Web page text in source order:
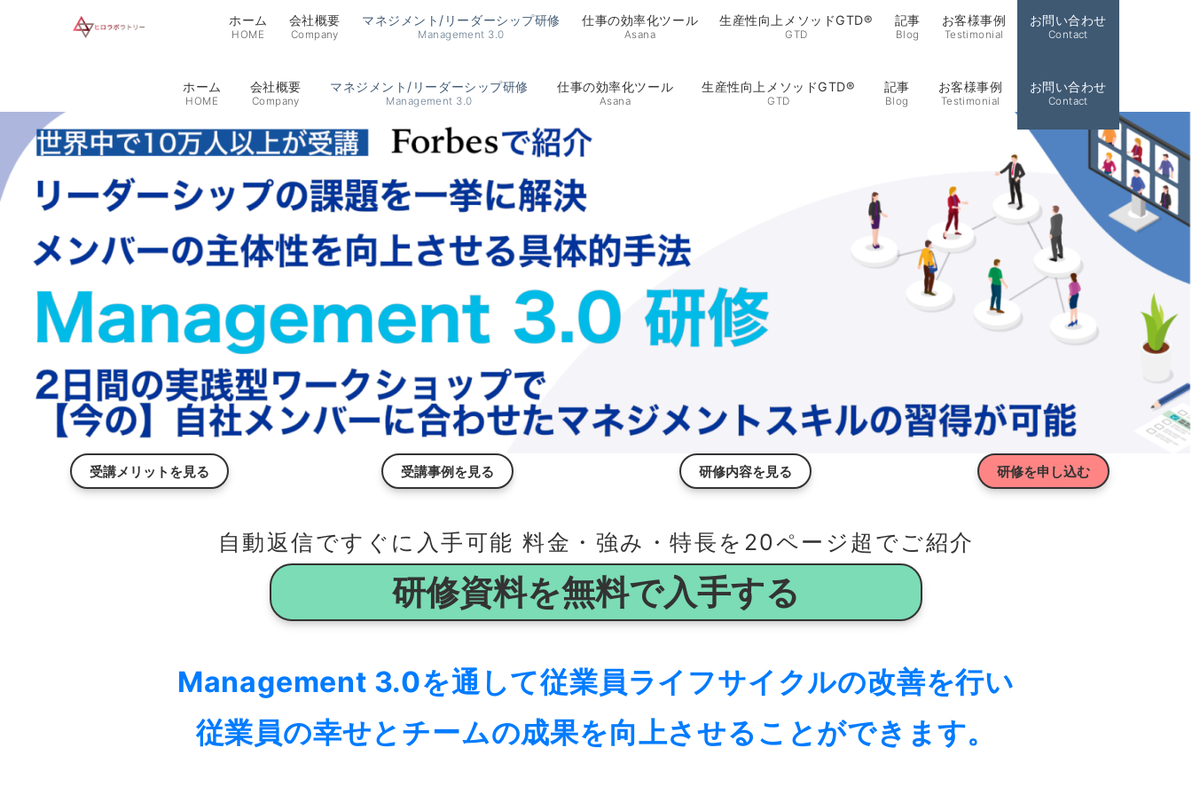
ホーム
HOME
会社概要
Company
マネジメント/リーダーシップ研修
Management 3.0
仕事の効率化ツール
Asana
生産性向上メソッドGTD®
GTD
記事
Blog
お客様事例
Testimonial
お問い合わせ
Contact
ホーム
HOME
会社概要
Company
マネジメント/リーダーシップ研修
Management 3.0
仕事の効率化ツール
Asana
生産性向上メソッドGTD®
GTD
記事
Blog
お客様事例
Testimonial
お問い合わせ
Contact
受講メリットを見る 受講事例を見る 研修内容を見る 研修を申し込む
自動返信ですぐに入手可能 料金・強み・特長を20ページ超でご紹介
研修資料を無料で入手する
Management 3.0を通して従業員ライフサイクルの改善を行い
従業員の幸せとチームの成果を向上させることができます。